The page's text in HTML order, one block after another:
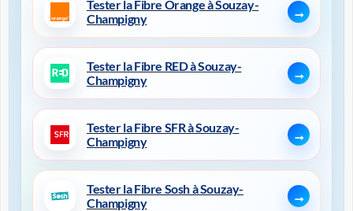
Tester la Fibre Orange à Souzay-
Champigny
Tester la Fibre RED à Souzay-
Champigny
Tester la Fibre SFR à Souzay-
Champigny
Tester la Fibre Sosh à Souzay-
Champigny